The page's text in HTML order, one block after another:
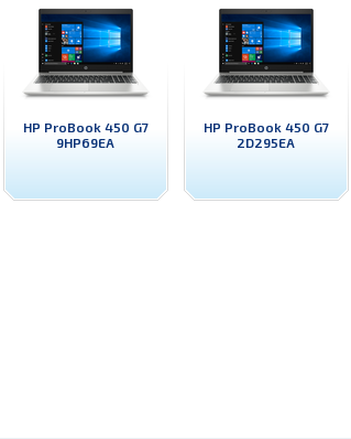
HP ProBook 450 G7
9HP69EA
HP ProBook 450 G7
2D295EA